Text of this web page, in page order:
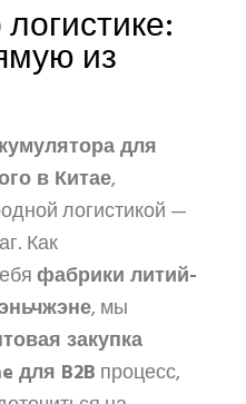
из
для
в Китае,
логистикой —
Как
фабрики литий-
, мы
закупка
для B2B процесс,